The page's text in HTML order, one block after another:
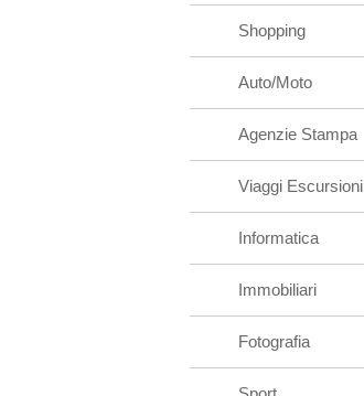
Shopping
Auto/Moto
Agenzie Stampa
Viaggi Escursioni
Informatica
Immobiliari
Fotografia